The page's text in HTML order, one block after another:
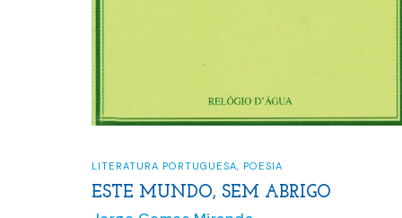
LITERATURA PORTUGUESA, POESIA
ESTE MUNDO, SEM ABRIGO